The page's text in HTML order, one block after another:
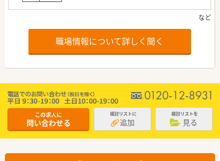
職場情報について詳しく聞く
この求人に
問い合わせる
検討リストに
追加
検討リストを
見る